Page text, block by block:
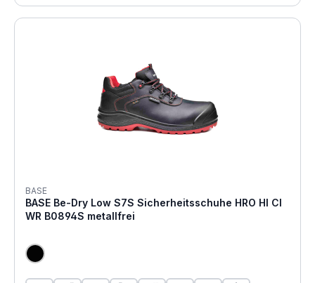
BASE
BASE Be-Dry Low S7S Sicherheitsschuhe HRO HI CI
WR B0894S metallfrei